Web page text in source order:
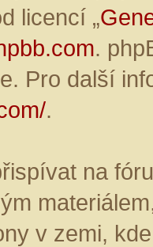
licencí „
.
Pro další
.
na
v zemi,